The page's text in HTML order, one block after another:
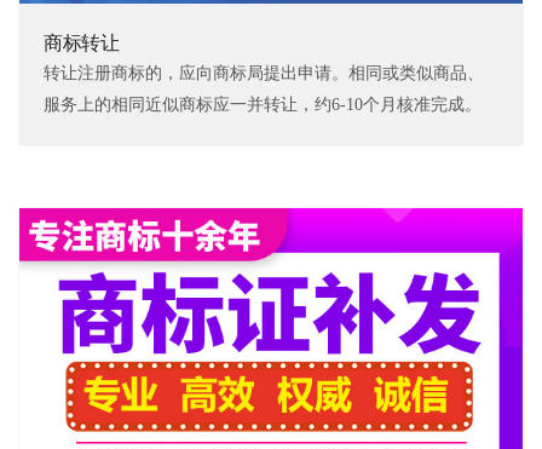
商标转让
转让注册商标的，应向商标局提出申请。相同或类似商品、
服务上的相同近似商标应一并转让，约6-10个月核准完成。